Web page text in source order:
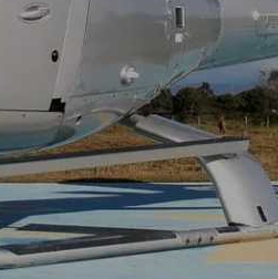
с нами